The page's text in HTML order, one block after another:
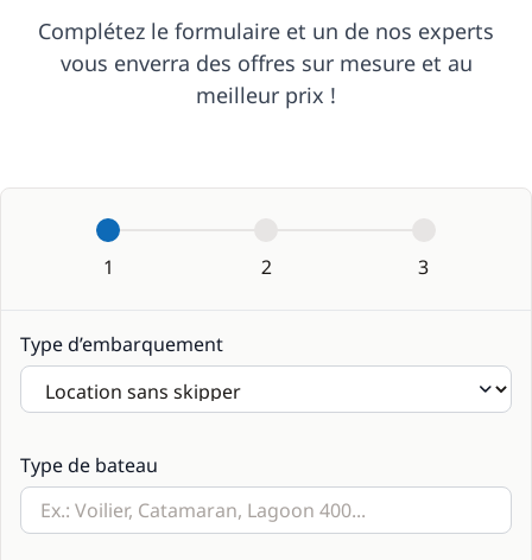
Complétez le formulaire et un de nos experts
vous enverra des offres sur mesure et au
meilleur prix !
1 2 3
Type d’embarquement
Type de bateau